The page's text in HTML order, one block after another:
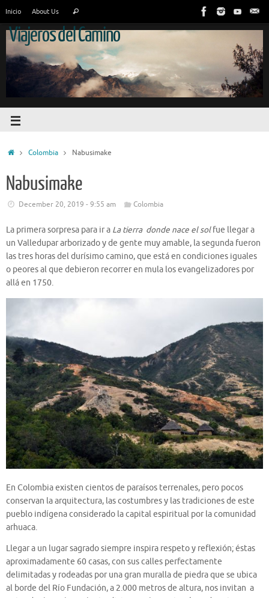
Inicio About Us
Viajeros del Camino
Colombia Nabusimake
Nabusimake
December 20, 2019 - 9:55 am Colombia
La primera sorpresa para ir a La tierra donde nace el solfue llegar a
un Valledupar arborizado y de gente muy amable, la segunda fueron
las tres horas del durísimo camino, que está en condiciones iguales
o peores al que debieron recorrer en mula los evangelizadores por
allá en 1750.
En Colombia existen cientos de paraísos terrenales, pero pocos
conservan la arquitectura, las costumbres y las tradiciones de este
pueblo indígena considerado la capital espiritual por la comunidad
arhuaca.
Llegar a un lugar sagrado siempre inspira respeto y reflexión; éstas
aproximadamente 60 casas, con sus calles perfectamente
delimitadas y rodeadas por una gran muralla de piedra que se ubica
al borde del Río Fundación, a 2.000 metros de altura, nos invitan a